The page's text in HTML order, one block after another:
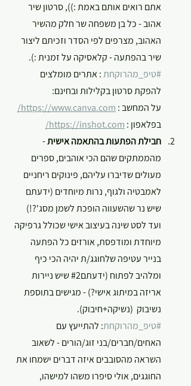
אתם רואים אותם באמת :)), סרטון שיר
אהוב - כל בן משפחה שר חלק מהשיר
האהוב, מצרפים לפי הסדר וזכיתם ליצור
שיר בהפתעה - קלאסיקה על זמנית :).
#טיפ_מהרוקחת : אתרים מומלצים
להפקת סרטון בקלילות ובחינם:
על המחשב : https://www.canva.com/
בפלאפון : https://inshot.com/
חבילת הפתעות בהתאמה אישית -
מהממתקים שהם הכי אוהבים, ספרים
מעולים שדיברו עליהם, פינוקים ריחניים
לאמבטיה ולגוף, נרות מיוחדים (ידעתם
שיש נר שהשעווה הופכת לשמן מסג'?!)
ועד לסט שינה בעיצוב אישי שכולל גרפיקה
מיוחדת ומודפסת, אורזים כל הפתעה
בנייר עטיפה שלחוגג/ת יהיה הכי כיף
ומלהיב לפתוח (ידעתם#2 שיש ניירות
אריזה במיתוג אישי?) - מגישים בתוספת
נשיבוק  (נשיקה+חיבוק).
#טיפ_מהרוקחת: להתייעץ עם
האחים/חברים/בני זוג/הורים - לשאוב
השראה מהסובבים איזה דברים ישמחו את
החוגגים, אולי סיפרו משהו למישהו,